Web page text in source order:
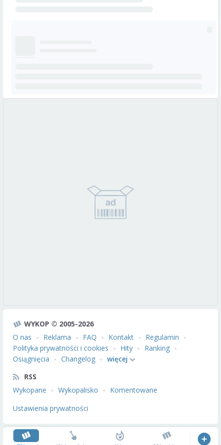
WYKOP © 2005-2026
O nas
Reklama FAQ Kontakt
Regulamin
Polityka prywatności i cookies
Hity
Ranking
Osiągnięcia
Changelog
więcej
RSS
Wykopane
Wykopalisko
Komentowane
Ustawienia prywatności